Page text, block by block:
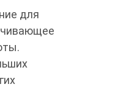
для